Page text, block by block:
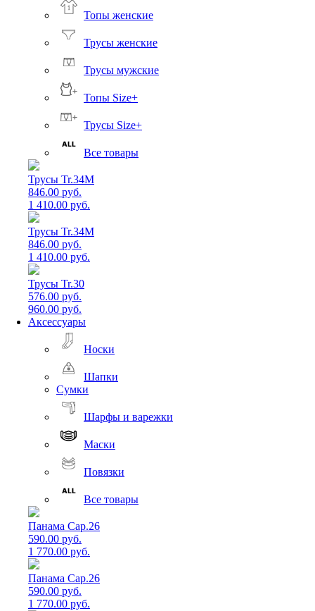
Топы женские
Трусы женские
Трусы мужские
Топы Size+
Трусы Size+
Все товары
Трусы Tr.34M
846.00 руб.
1 410.00 руб.
Трусы Tr.34M
846.00 руб.
1 410.00 руб.
Трусы Tr.30
576.00 руб.
960.00 руб.
Аксессуары
Носки
Шапки
Сумки
Шарфы и варежки
Маски
Повязки
Все товары
Панама Cap.26
590.00 руб.
1 770.00 руб.
Панама Cap.26
590.00 руб.
1 770.00 руб.